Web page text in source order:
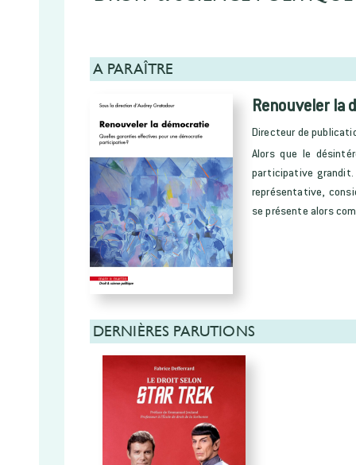
A PARAÎTRE
Renouveler la
Directeur de
Alors que le
participative grandit.
représentative,
se présente alors
DERNIÈRES PARUTIONS